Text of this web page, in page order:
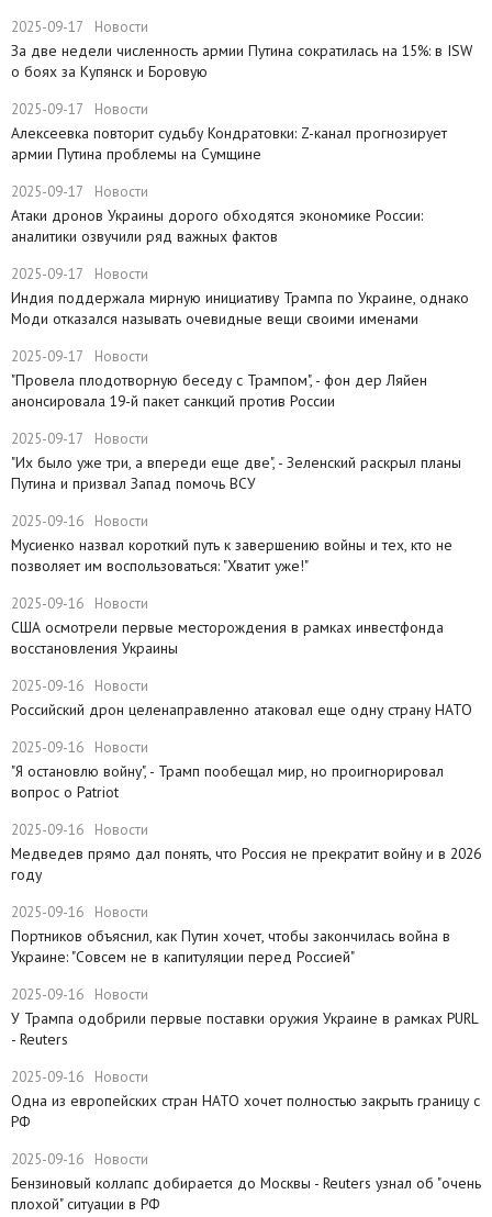
2025-09-17 Новости
​За две недели численность армии Путина сократилась на 15%: в ISW
о боях за Купянск и Боровую
2025-09-17 Новости
​Алексеевка повторит судьбу Кондратовки: Z-канал прогнозирует
армии Путина проблемы на Сумщине
2025-09-17 Новости
​Атаки дронов Украины дорого обходятся экономике России:
аналитики озвучили ряд важных фактов
2025-09-17 Новости
​Индия поддержала мирную инициативу Трампа по Украине, однако
Моди отказался называть очевидные вещи своими именами
2025-09-17 Новости
​"Провела плодотворную беседу с Трампом", - фон дер Ляйен
анонсировала 19-й пакет санкций против России
2025-09-17 Новости
​"Их было уже три, а впереди еще две", - Зеленский раскрыл планы
Путина и призвал Запад помочь ВСУ
2025-09-16 Новости
Мусиенко назвал короткий путь к завершению войны и тех, кто не
позволяет им воспользоваться: "Хватит уже!"
2025-09-16 Новости
США осмотрели первые месторождения в рамках инвестфонда
восстановления Украины
2025-09-16 Новости
Российский дрон целенаправленно атаковал еще одну страну НАТО
2025-09-16 Новости
​"Я остановлю войну", - Трамп пообещал мир, но проигнорировал
вопрос о Patriot
2025-09-16 Новости
Медведев прямо дал понять, что Россия не прекратит войну и в 2026
году
2025-09-16 Новости
Портников объяснил, как Путин хочет, чтобы закончилась война в
Украине: "Совсем не в капитуляции перед Россией"
2025-09-16 Новости
У Трампа одобрили первые поставки оружия Украине в рамках PURL
- Reuters
2025-09-16 Новости
Одна из европейских стран НАТО хочет полностью закрыть границу с
РФ
2025-09-16 Новости
​Бензиновый коллапс добирается до Москвы - Reuters узнал об "очень
плохой" ситуации в РФ